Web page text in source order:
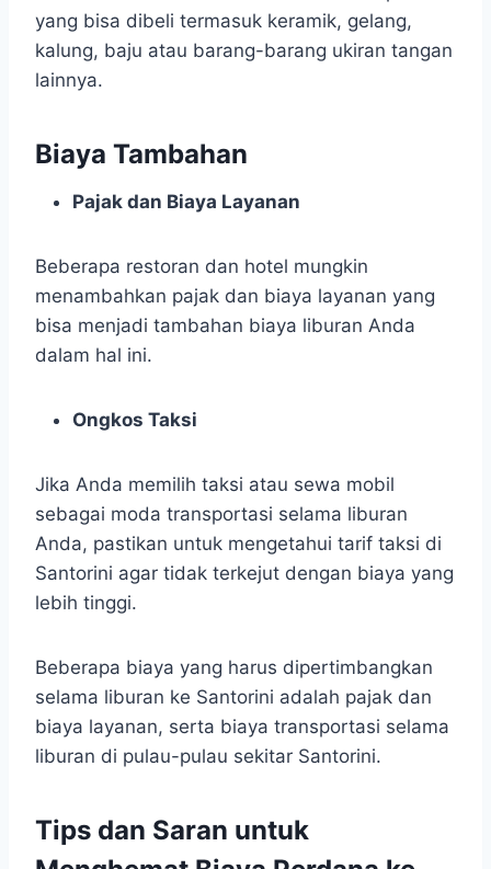
yang bisa dibeli termasuk keramik, gelang,
kalung, baju atau barang-barang ukiran tangan
lainnya.
Biaya Tambahan
Pajak dan Biaya Layanan
Beberapa restoran dan hotel mungkin
menambahkan pajak dan biaya layanan yang
bisa menjadi tambahan biaya liburan Anda
dalam hal ini.
Ongkos Taksi
Jika Anda memilih taksi atau sewa mobil
sebagai moda transportasi selama liburan
Anda, pastikan untuk mengetahui tarif taksi di
Santorini agar tidak terkejut dengan biaya yang
lebih tinggi.
Beberapa biaya yang harus dipertimbangkan
selama liburan ke Santorini adalah pajak dan
biaya layanan, serta biaya transportasi selama
liburan di pulau-pulau sekitar Santorini.
Tips dan Saran untuk